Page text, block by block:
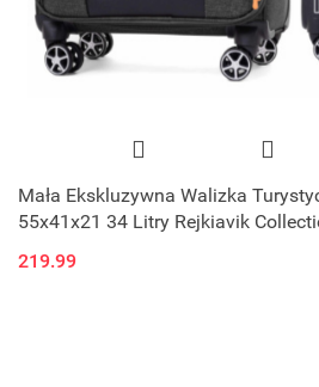
Mała Ekskluzywna Walizka
55x41x21 34 Litry Rejkiavik
219.99